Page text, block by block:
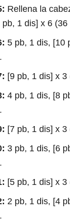
Rellena la
pb, 1 dis] x 6 (36
5 pb, 1 dis, [10
[9 pb, 1 dis] x 3
4 pb, 1 dis, [8
[7 pb, 1 dis] x 3
3 pb, 1 dis, [6
[5 pb, 1 dis] x 3
2 pb, 1 dis, [4